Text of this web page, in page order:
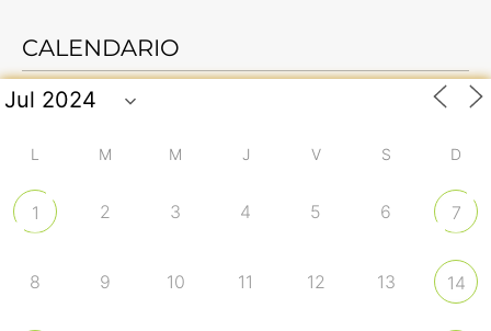
CALENDARIO
L M M J V S D
1 2 3 4 5 6 7
8 9 10 11 12 13 14